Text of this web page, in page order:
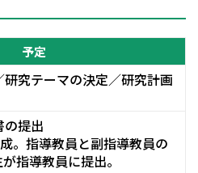
予定
究テーマの決定／研究計画
の提出
。指導教員と副指導教員の
指導教員に提出。